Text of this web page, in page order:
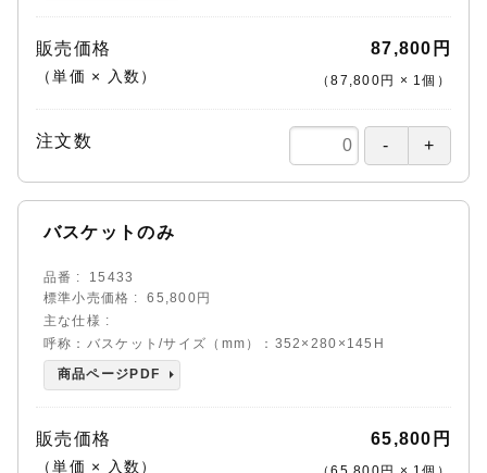
販売価格
（単価 × 入数）
87,800円
（87,800円 × 1個 ）
注文数
バスケットのみ
品番
15433
標準小売価格
65,800円
主な仕様
呼称：バスケット/サイズ（mm）：352×280×145H
商品ページPDF
販売価格
（単価 × 入数）
65,800円